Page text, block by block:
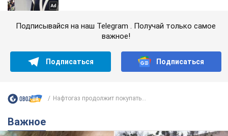
Подписывайся на наш Telegram . Получай только самое
важное!
Подписаться Подписаться
Нафтогаз продолжит покупать...
Важное